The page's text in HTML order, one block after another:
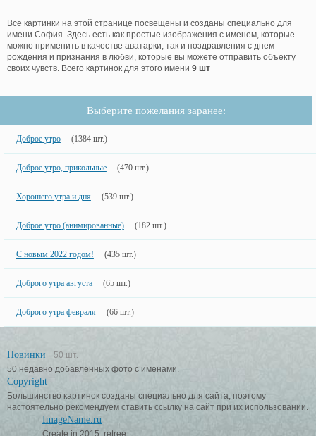
Все картинки на этой странице посвещены и созданы специально для
имени София. Здесь есть как простые изображения с именем, которые
можно применить в качестве аватарки, так и поздравления с днем
рождения и признания в любви, которые вы можете отправить объекту
своих чувств. Всего картинок для этого имени 9 шт
Выберите пожелания заранее:
Доброе утро (1384 шт.)
Доброе утро, прикольные (470 шт.)
Хорошего утра и дня (539 шт.)
Доброе утро (анимированные) (182 шт.)
С новым 2022 годом! (435 шт.)
Доброго утра августа (65 шт.)
Доброго утра февраля (66 шт.)
Новинки
50 шт.
50 недавно добавленных фото с именами.
Copyright
Большинство картинок созданы специально для сайта, поэтому
настоятельно рекомендуем ставить ссылку на сайт при их использовании.
ImageName.ru
Create in 2015, retree